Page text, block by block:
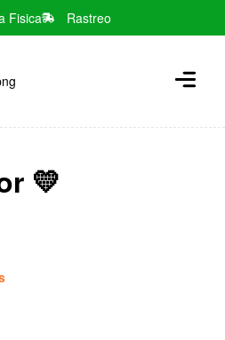
Fisica Rastreo
💛